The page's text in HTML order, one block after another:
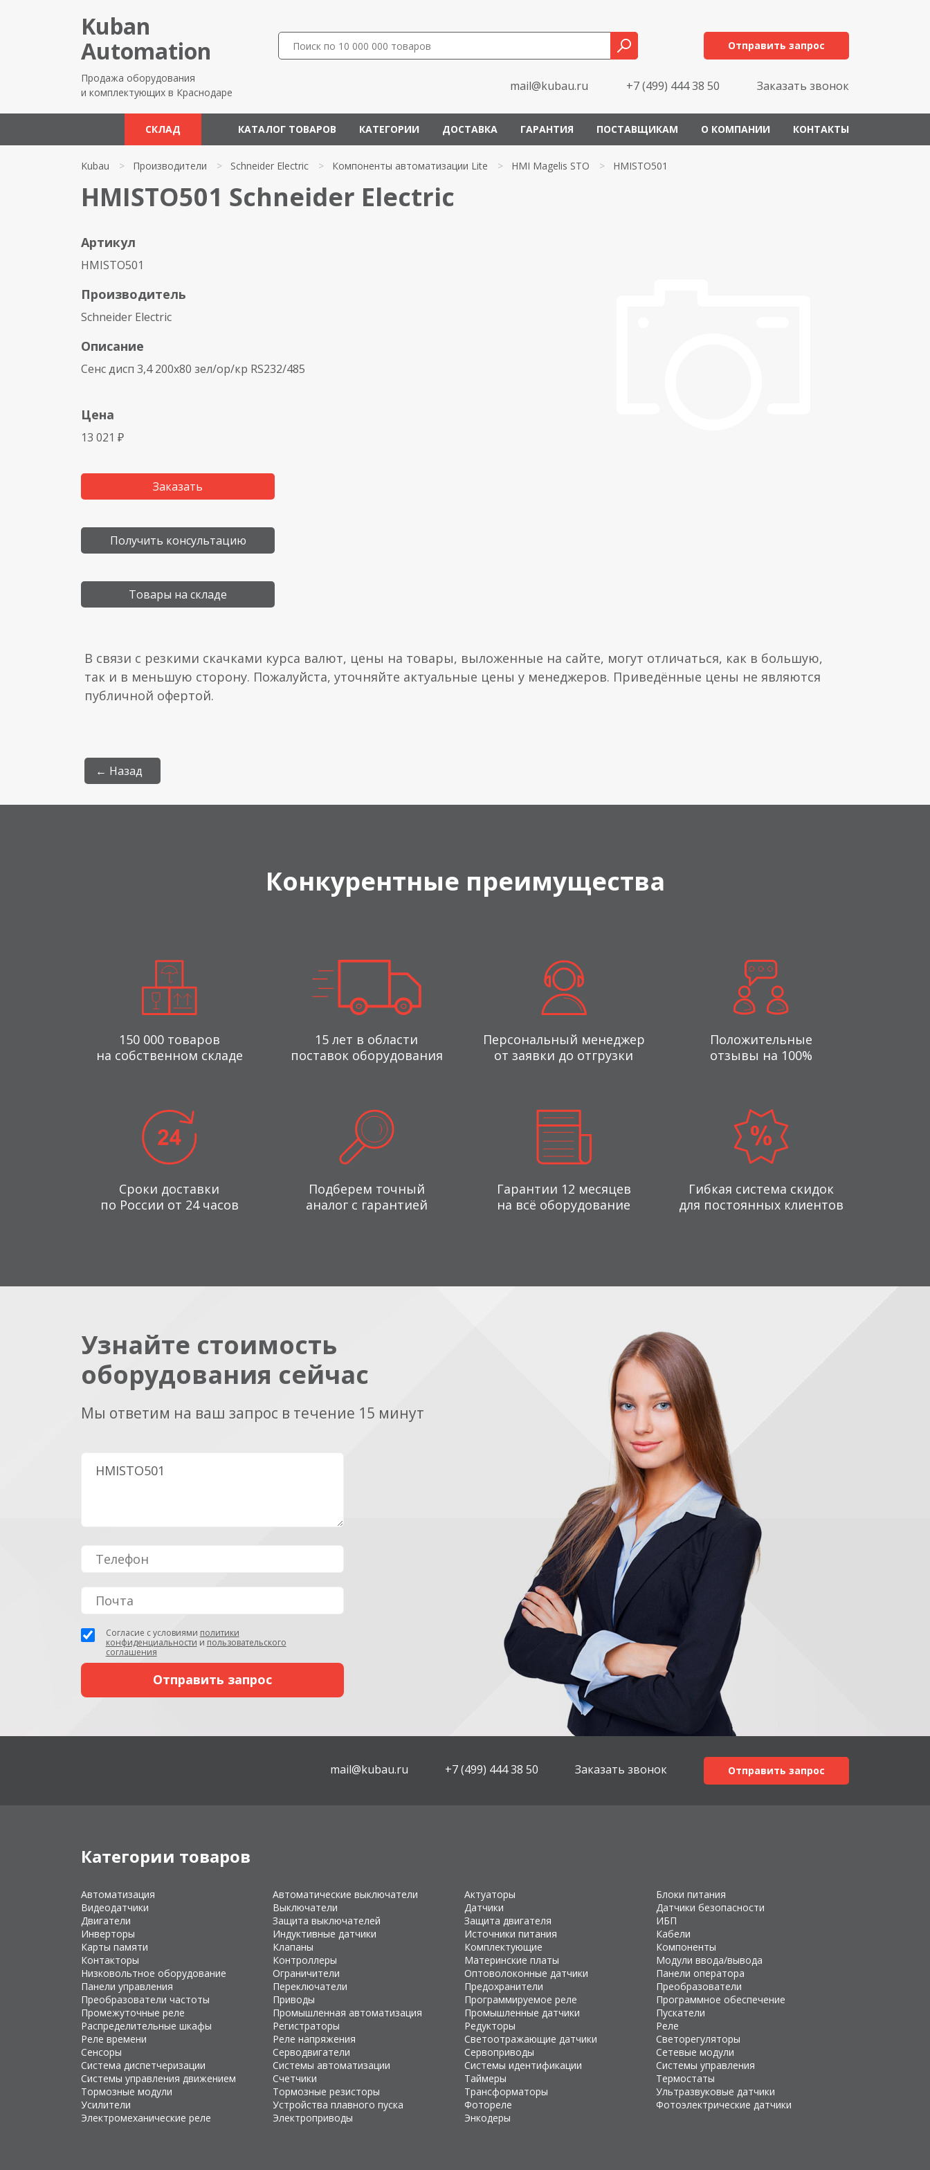
Kuban
Automation
Продажа оборудования
и комплектующих в Краснодаре
Отправить запрос
mail@kubau.ru +7 (499) 444 38 50 Заказать звонок
СКЛАД КАТАЛОГ ТОВАРОВ КАТЕГОРИИ ДОСТАВКА ГАРАНТИЯ ПОСТАВЩИКАМ О КОМПАНИИ КОНТАКТЫ
Kubau > Производители > Schneider Electric > Компоненты автоматизации Lite > HMI Magelis STO > HMISTO501
HMISTO501 Schneider Electric
Артикул
HMISTO501
Производитель
Schneider Electric
Описание
Сенс дисп 3,4 200х80 зел/ор/кр RS232/485
Цена
13 021 ₽
Заказать
Получить консультацию
Товары на складе
В связи с резкими скачками курса валют, цены на товары, выложенные на сайте, могут отличаться, как в большую,
так и в меньшую сторону. Пожалуйста, уточняйте актуальные цены у менеджеров. Приведённые цены не являются
публичной офертой.
← Назад
Конкурентные преимущества
150 000 товаров
на собственном складе
15 лет в области
поставок оборудования
Персональный менеджер
от заявки до отгрузки
Положительные
отзывы на 100%
Сроки доставки
по России от 24 часов
Подберем точный
аналог с гарантией
Гарантии 12 месяцев
на всё оборудование
Гибкая система скидок
для постоянных клиентов
Узнайте стоимость
оборудования сейчас
Мы ответим на ваш запрос в течение 15 минут
Согласие с условиями политики
конфиденциальности и пользовательского
соглашения
mail@kubau.ru +7 (499) 444 38 50 Заказать звонок Отправить запрос
Категории товаров
Автоматизация Автоматические выключатели Актуаторы
Блоки питания
Видеодатчики
Выключатели Датчики
Датчики безопасности
Двигатели
Защита выключателей Защита двигателя
ИБП
Инверторы
Индуктивные датчики Источники питания
Кабели
Карты памяти
Клапаны Комплектующие
Компоненты
Контакторы
Контроллеры Материнские платы
Модули ввода/вывода
Низковольтное оборудование
Ограничители Оптоволоконные датчики
Панели оператора
Панели управления
Переключатели Предохранители
Преобразователи
Преобразователи частоты
Приводы Программируемое реле
Программное обеспечение
Промежуточные реле
Промышленная автоматизация Промышленные датчики
Пускатели
Распределительные шкафы
Регистраторы Редукторы
Реле
Реле времени
Реле напряжения Светоотражающие датчики
Светорегуляторы
Сенсоры
Серводвигатели Сервоприводы
Сетевые модули
Система диспетчеризации
Системы автоматизации Системы идентификации
Системы управления
Системы управления движением
Счетчики Таймеры
Термостаты
Тормозные модули
Тормозные резисторы Трансформаторы
Ультразвуковые датчики
Усилители
Устройства плавного пуска Фотореле
Фотоэлектрические датчики
Электромеханические реле
Электроприводы Энкодеры